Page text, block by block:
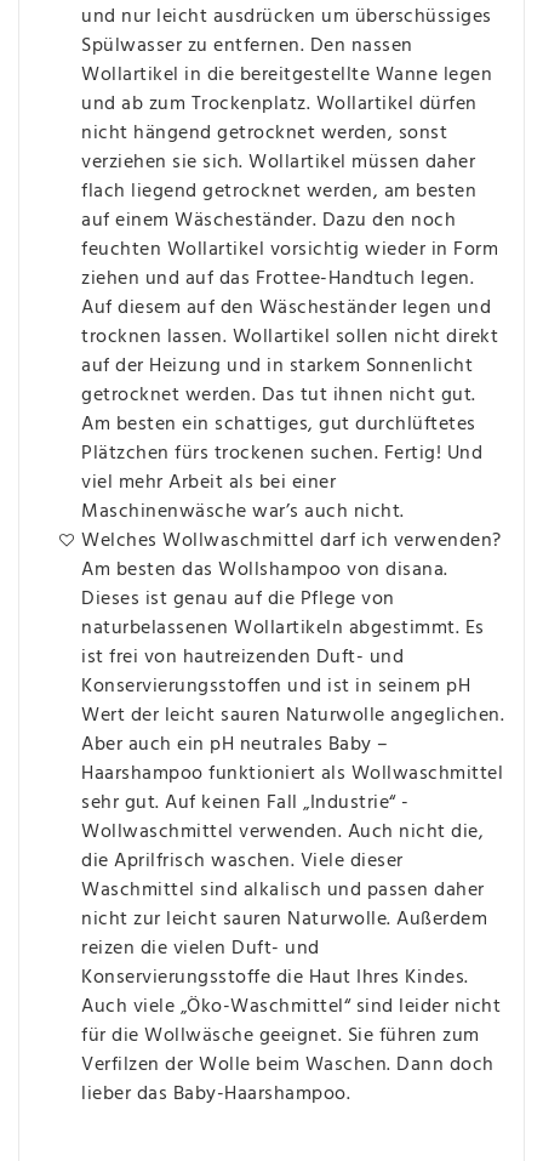
und nur leicht ausdrücken um überschüssiges
Spülwasser zu entfernen. Den nassen
Wollartikel in die bereitgestellte Wanne legen
und ab zum Trockenplatz. Wollartikel dürfen
nicht hängend getrocknet werden, sonst
verziehen sie sich. Wollartikel müssen daher
flach liegend getrocknet werden, am besten
auf einem Wäscheständer. Dazu den noch
feuchten Wollartikel vorsichtig wieder in Form
ziehen und auf das Frottee-Handtuch legen.
Auf diesem auf den Wäscheständer legen und
trocknen lassen. Wollartikel sollen nicht direkt
auf der Heizung und in starkem Sonnenlicht
getrocknet werden. Das tut ihnen nicht gut.
Am besten ein schattiges, gut durchlüftetes
Plätzchen fürs trockenen suchen. Fertig! Und
viel mehr Arbeit als bei einer
Maschinenwäsche war’s auch nicht.
Welches Wollwaschmittel darf ich verwenden?
Am besten das Wollshampoo von disana.
Dieses ist genau auf die Pflege von
naturbelassenen Wollartikeln abgestimmt. Es
ist frei von hautreizenden Duft- und
Konservierungsstoffen und ist in seinem pH
Wert der leicht sauren Naturwolle angeglichen.
Aber auch ein pH neutrales Baby –
Haarshampoo funktioniert als Wollwaschmittel
sehr gut. Auf keinen Fall „Industrie“ -
Wollwaschmittel verwenden. Auch nicht die,
die Aprilfrisch waschen. Viele dieser
Waschmittel sind alkalisch und passen daher
nicht zur leicht sauren Naturwolle. Außerdem
reizen die vielen Duft- und
Konservierungsstoffe die Haut Ihres Kindes.
Auch viele „Öko-Waschmittel“ sind leider nicht
für die Wollwäsche geeignet. Sie führen zum
Verfilzen der Wolle beim Waschen. Dann doch
lieber das Baby-Haarshampoo.